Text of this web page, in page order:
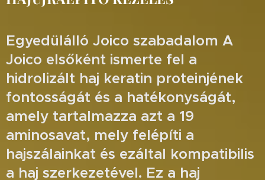
Egyedülálló Joico szabadalom A
Joico elsőként ismerte fel a
hidrolizált haj keratin proteinjének
fontosságát és a hatékonyságát,
amely tartalmazza azt a 19
aminosavat, mely felépíti a
hajszálainkat és ezáltal kompatibilis
a haj szerkezetével. Ez a haj